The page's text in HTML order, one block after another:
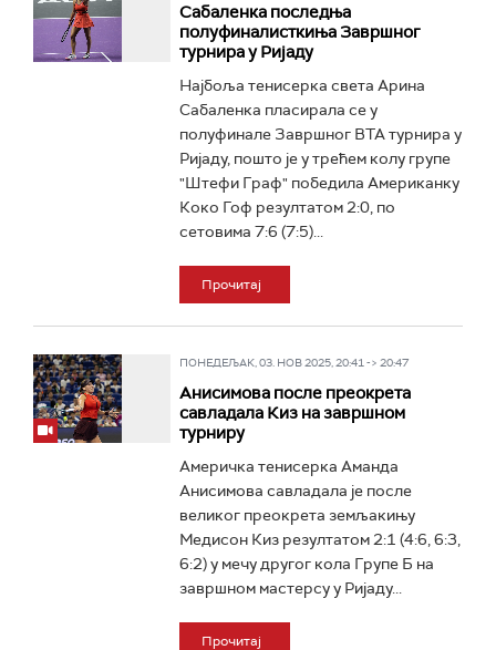
Сабаленка последња
полуфиналисткиња Завршног
турнира у Ријаду
Најбоља тенисерка света Арина
Сабаленка пласирала се у
полуфинале Завршног ВТА турнира у
Ријаду, пошто је у трећем колу групе
"Штефи Граф" победила Американку
Коко Гоф резултатом 2:0, по
сетовима 7:6 (7:5)...
Прочитај
ПОНЕДЕЉАК, 03. НОВ 2025, 20:41 -> 20:47
Анисимова после преокрета
савладала Киз на завршном
турниру
Америчка тенисерка Аманда
Анисимова савладала је после
великог преокрета земљакињу
Медисон Киз резултатом 2:1 (4:6, 6:3,
6:2) у мечу другог кола Групе Б на
завршном мастерсу у Ријаду...
Прочитај